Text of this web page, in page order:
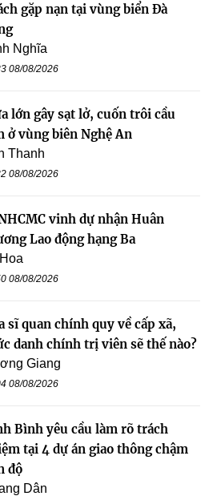
gặp nạn tại vùng biển Đà
Nghĩa
08/08/2026
lớn gây sạt lở, cuốn trôi cầu
ở vùng biên Nghệ An
Thanh
08/08/2026
vinh dự nhận Huân
Lao động hạng Ba
08/08/2026
sĩ quan chính quy về cấp xã,
danh chính trị viên sẽ thế nào?
Giang
08/08/2026
Bình yêu cầu làm rõ trách
tại 4 dự án giao thông chậm
độ
Dân